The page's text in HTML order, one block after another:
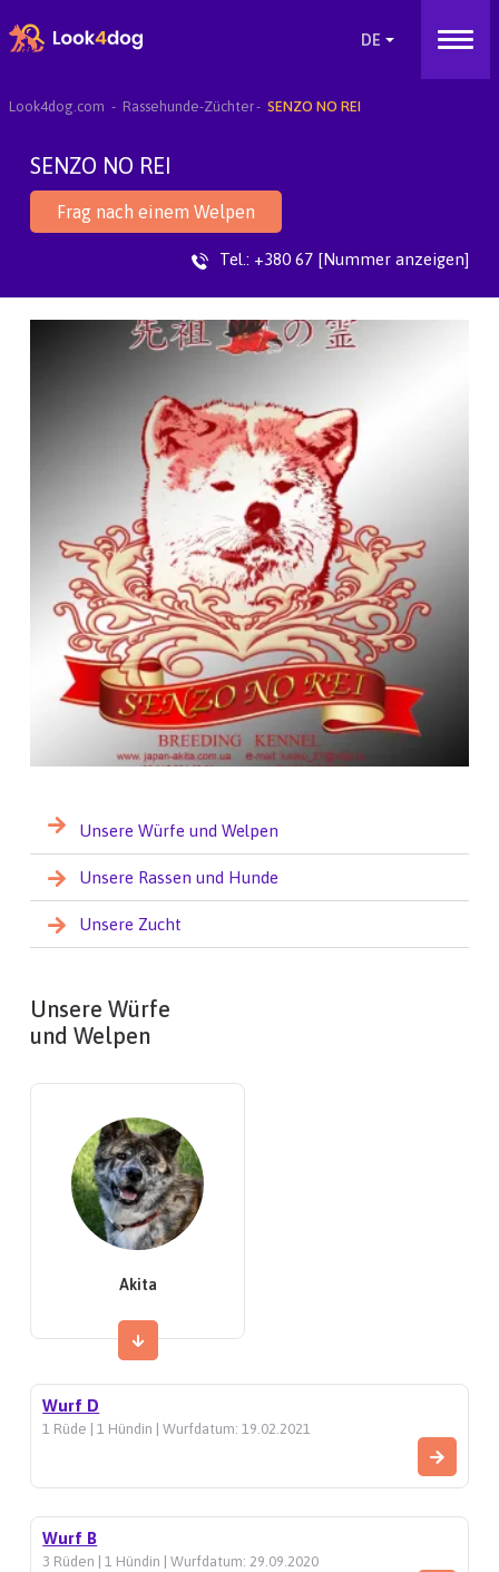
Look4dog.com Rassehunde-Züchter SENZO NO REI
SENZO NO REI
Frag nach einem Welpen
Tel.: +380 67 [Nummer anzeigen]
Unsere Würfe und Welpen
Unsere Rassen und Hunde
Unsere Zucht
Unsere Würfe
und Welpen
Akita
Wurf D
1 Rüde | 1 Hündin | Wurfdatum: 19.02.2021
Wurf B
3 Rüden | 1 Hündin | Wurfdatum: 29.09.2020